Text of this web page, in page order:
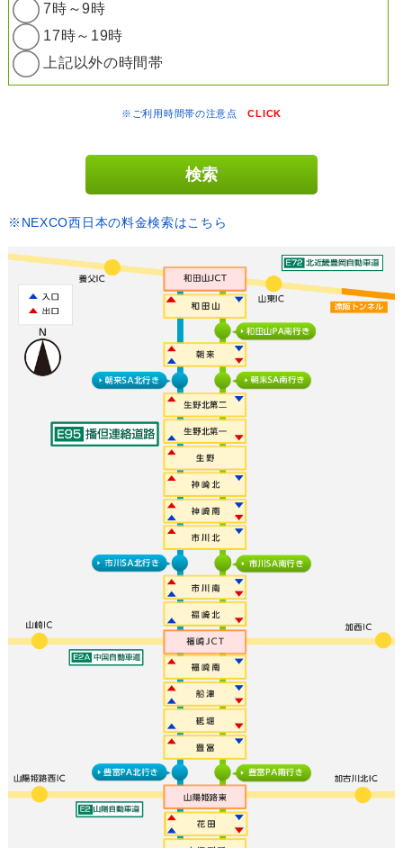
7時～9時
17時～19時
上記以外の時間帯
※ご利用時間帯の注意点CLICK
※NEXCO西日本の料金検索はこちら